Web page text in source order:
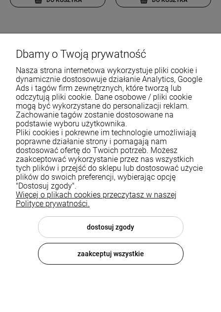
Bateria kuchenna z elastyczną
wylewką Fano gun grey
562,49 zł
DO KOSZYKA
Bateria kuchenna z elastyczną
wylewką Fano złota
499,00 zł
DO KOSZYKA
Dbamy o Twoją prywatność
Nasza strona internetowa wykorzystuje pliki cookie i
dynamicznie dostosowuje działanie Analytics, Google
Ads i tagów firm zewnętrznych, które tworzą lub
odczytują pliki cookie. Dane osobowe / pliki cookie
mogą być wykorzystane do personalizacji reklam.
Zachowanie tagów zostanie dostosowane na
podstawie wyboru użytkownika.
Pliki cookies i pokrewne im technologie umożliwiają
poprawne działanie strony i pomagają nam
dostosować ofertę do Twoich potrzeb. Możesz
zaakceptować wykorzystanie przez nas wszystkich
tych plików i przejść do sklepu lub dostosować użycie
plików do swoich preferencji, wybierając opcję
"Dostosuj zgody".
Więcej o plikach cookies przeczytasz w naszej
Polityce prywatności.
dostosuj zgody
zaakceptuj wszystkie